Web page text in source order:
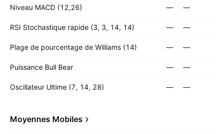
Niveau MACD (12,26) — —
RSI Stochastique rapide (3, 3, 14, 14) — —
Plage de pourcentage de Williams (14) — —
Puissance Bull Bear — —
Oscillateur Ultime (7, 14, 28) — —
Moyennes Mobiles